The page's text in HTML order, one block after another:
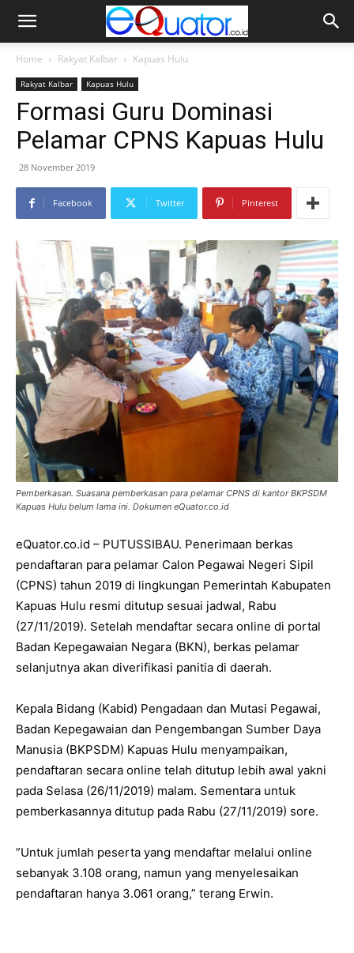
Home Rakyat Kalbar Kapuas Hulu
Rakyat Kalbar Kapuas Hulu
Formasi Guru Dominasi
Pelamar CPNS Kapuas Hulu
28 November 2019
Facebook Twitter Pinterest
Pemberkasan. Suasana pemberkasan para pelamar CPNS di kantor BKPSDM
Kapuas Hulu belum lama ini. Dokumen eQuator.co.id
eQuator.co.id – PUTUSSIBAU. Penerimaan berkas
pendaftaran para pelamar Calon Pegawai Negeri Sipil
(CPNS) tahun 2019 di lingkungan Pemerintah Kabupaten
Kapuas Hulu resmi ditutup sesuai jadwal, Rabu
(27/11/2019). Setelah mendaftar secara online di portal
Badan Kepegawaian Negara (BKN), berkas pelamar
selanjutnya akan diverifikasi panitia di daerah.
Kepala Bidang (Kabid) Pengadaan dan Mutasi Pegawai,
Badan Kepegawaian dan Pengembangan Sumber Daya
Manusia (BKPSDM) Kapuas Hulu menyampaikan,
pendaftaran secara online telah ditutup lebih awal yakni
pada Selasa (26/11/2019) malam. Sementara untuk
pemberkasannya ditutup pada Rabu (27/11/2019) sore.
”Untuk jumlah peserta yang mendaftar melalui online
sebanyak 3.108 orang, namun yang menyelesaikan
pendaftaran hanya 3.061 orang,” terang Erwin.